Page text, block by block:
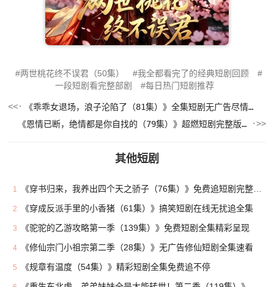
两世桃花终不误君（50集）
我全都看完了的经典短剧回顾
一段短剧看完整部剧
每日热门短剧推荐
《乖乖女退场，浪子沦陷了（81集）》全集短剧无广告尽情看
《恩情已断，绝情都是你自找的（79集）》超燃短剧完整版在线看
其他短剧
1 《穿书归来，我养出四个天之骄子（76集）》免费追短剧完整版来袭
2 《穿成反派手里的小香猪（61集）》搞笑短剧在线无扰追全集
3 《驼驼的乙游攻略第一季（139集）》免费短剧全集精彩呈现
4 《修仙宗门小祖宗第二季（28集）》无广告修仙短剧全集速看
5 《规章有温度（54集）》精彩短剧全集免费追不停